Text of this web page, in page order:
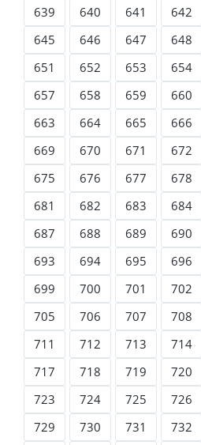
639
640 641 642
645
646 647 648
651
652 653 654
657
658 659 660
663
664 665 666
669
670 671 672
675
676 677 678
681
682 683 684
687
688 689 690
693
694 695 696
699
700 701 702
705
706 707 708
711
712 713 714
717
718 719 720
723
724 725 726
729
730 731 732